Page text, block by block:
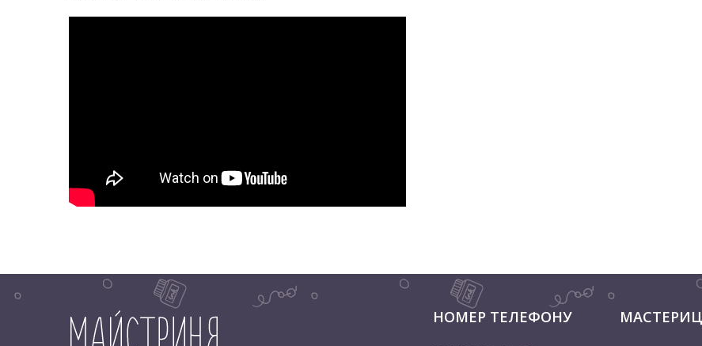
НОМЕР ТЕЛЕФОНУ